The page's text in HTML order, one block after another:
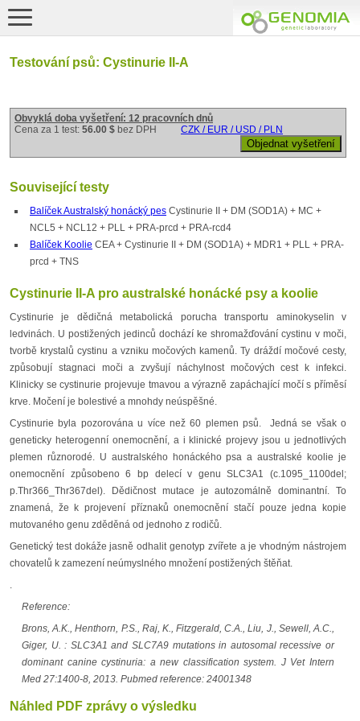
Testování psů: Cystinurie II-A
Obvyklá doba vyšetření: 12 pracovních dnů
Cena za 1 test: 56.00 $ bez DPH CZK / EUR / USD / PLN
Související testy
Balíček Australský honácký pes Cystinurie II + DM (SOD1A) + MC +
NCL5 + NCL12 + PLL + PRA-prcd + PRA-rcd4
Balíček Koolie CEA + Cystinurie II + DM (SOD1A) + MDR1 + PLL + PRA-
prcd + TNS
Cystinurie II-A pro australské honácké psy a koolie
Cystinurie je dědičná metabolická porucha transportu aminokyselin v
ledvinách. U postižených jedinců dochází ke shromažďování cystinu v moči,
tvorbě krystalů cystinu a vzniku močových kamenů. Ty dráždí močové cesty,
způsobují stagnaci moči a zvyšují náchylnost močových cest k infekci.
Klinicky se cystinurie projevuje tmavou a výrazně zapáchající močí s příměsí
krve. Močení je bolestivé a mnohdy neúspěšné.
Cystinurie byla pozorována u více než 60 plemen psů. Jedná se však o
geneticky heterogenní onemocnění, a i klinické projevy jsou u jednotlivých
plemen různorodé. U australského honáckého psa a australské koolie je
onemocnění způsobeno 6 bp delecí v genu SLC3A1 (c.1095_1100del;
p.Thr366_Thr367del). Dědičnost mutace je autozomálně dominantní. To
znamená, že k projevení příznaků onemocnění stačí pouze jedna kopie
mutovaného genu zděděná od jednoho z rodičů.
Genetický test dokáže jasně odhalit genotyp zvířete a je vhodným nástrojem
chovatelů k zamezení neúmyslného množení postižených štěňat.
.
Reference:
Brons, A.K., Henthorn, P.S., Raj, K., Fitzgerald, C.A., Liu, J., Sewell, A.C.,
Giger, U. : SLC3A1 and SLC7A9 mutations in autosomal recessive or
dominant canine cystinuria: a new classification system. J Vet Intern
Med 27:1400-8, 2013. Pubmed reference: 24001348
Náhled PDF zprávy o výsledku